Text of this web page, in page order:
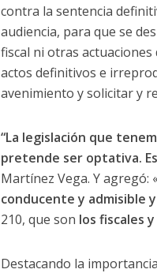
contra la sentencia
audiencia, para que se
fiscal ni otras
actos definitivos e
avenimiento y solicitar y
“La legislación que
pretende ser optativa.
Martínez Vega. Y
conducente y admisible
210, que son los fiscales
Destacando la